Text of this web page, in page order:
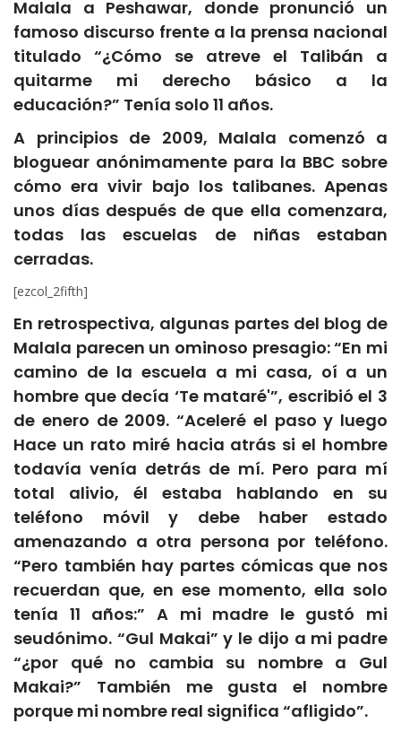
Malala a Peshawar, donde pronunció un
famoso discurso frente a la prensa nacional
titulado “¿Cómo se atreve el Talibán a
quitarme mi derecho básico a la
educación?” Tenía solo 11 años.
A principios de 2009, Malala comenzó a
bloguear anónimamente para la BBC sobre
cómo era vivir bajo los talibanes. Apenas
unos días después de que ella comenzara,
todas las escuelas de niñas estaban
cerradas.
[ezcol_2fifth]
En retrospectiva, algunas partes del blog de
Malala parecen un ominoso presagio: “En mi
camino de la escuela a mi casa, oí a un
hombre que decía ‘Te mataré'”, escribió el 3
de enero de 2009. “Aceleré el paso y luego
Hace un rato miré hacia atrás si el hombre
todavía venía detrás de mí. Pero para mí
total alivio, él estaba hablando en su
teléfono móvil y debe haber estado
amenazando a otra persona por teléfono.
“Pero también hay partes cómicas que nos
recuerdan que, en ese momento, ella solo
tenía 11 años:” A mi madre le gustó mi
seudónimo. “Gul Makai” y le dijo a mi padre
“¿por qué no cambia su nombre a Gul
Makai?” También me gusta el nombre
porque mi nombre real significa “afligido”.